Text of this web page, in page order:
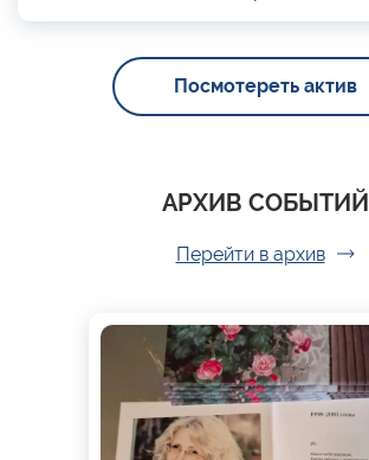
Посмотереть актив
АРХИВ СОБЫТИЙ
Перейти в архив